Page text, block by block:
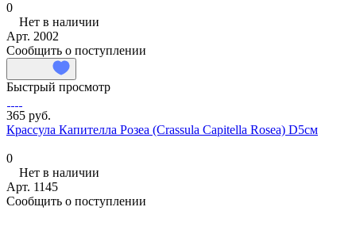
0
Нет в наличии
Арт. 2002
Сообщить о поступлении
Быстрый просмотр
365 руб.
Крассула Капителла Розеа (Crassula Capitella Rosea) D5см
0
Нет в наличии
Арт. 1145
Сообщить о поступлении